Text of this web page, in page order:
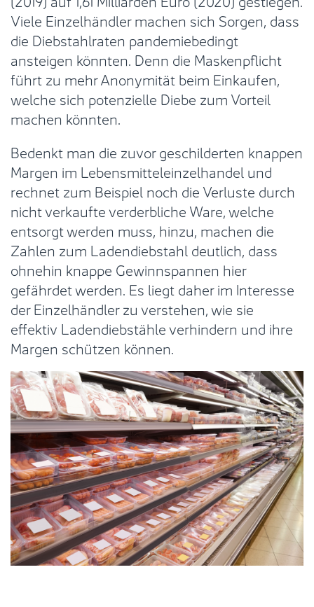
Viele Einzelhändler machen sich Sorgen, dass
die Diebstahlraten pandemiebedingt
ansteigen könnten. Denn die Maskenpflicht
führt zu mehr Anonymität beim Einkaufen,
welche sich potenzielle Diebe zum Vorteil
machen könnten.
Bedenkt man die zuvor geschilderten knappen
Margen im Lebensmitteleinzelhandel und
rechnet zum Beispiel noch die Verluste durch
nicht verkaufte verderbliche Ware, welche
entsorgt werden muss, hinzu, machen die
Zahlen zum Ladendiebstahl deutlich, dass
ohnehin knappe Gewinnspannen hier
gefährdet werden. Es liegt daher im Interesse
der Einzelhändler zu verstehen, wie sie
effektiv Ladendiebstähle verhindern und ihre
Margen schützen können.